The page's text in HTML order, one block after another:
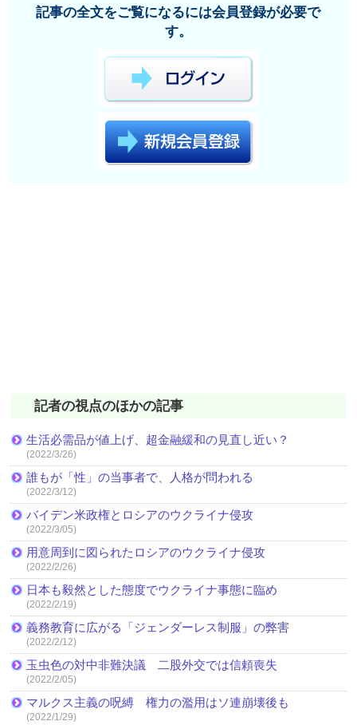
記事の全文をご覧になるには会員登録が必要で
す。
記者の視点のほかの記事
生活必需品が値上げ、超金融緩和の見直し近い？
(2022/3/26)
誰もが「性」の当事者で、人格が問われる
(2022/3/12)
バイデン米政権とロシアのウクライナ侵攻
(2022/3/05)
用意周到に図られたロシアのウクライナ侵攻
(2022/2/26)
日本も毅然とした態度でウクライナ事態に臨め
(2022/2/19)
義務教育に広がる「ジェンダーレス制服」の弊害
(2022/2/12)
玉虫色の対中非難決議 二股外交では信頼喪失
(2022/2/05)
マルクス主義の呪縛 権力の濫用はソ連崩壊後も
(2022/1/29)